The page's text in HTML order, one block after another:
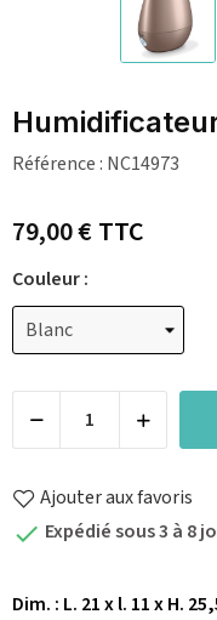
Référence : NC14973
79,00 €TTC
Couleur :
Ajouter aux favoris
 Expédié sous 3 à 8
Dim. : L. 21 x l. 11 x H.